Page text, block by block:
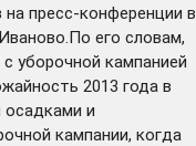
пресс-конференции в
его словам,
уборочной кампанией
2013 года в
осадками и
кампании, когда